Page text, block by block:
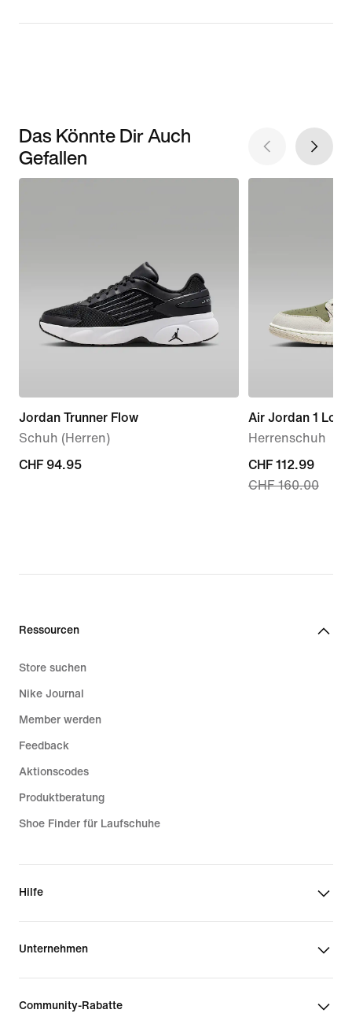
Das Könnte Dir Auch
Gefallen
Jordan Trunner Flow
Schuh (Herren)
CHF 94.95
CHF 94.95
Air Jordan 1 Low
Herrenschuh
current
price
CHF 160.00
CHF 112.99
CHF 160.00
Ressourcen
Store suchen
Nike Journal
Member werden
Feedback
Aktionscodes
Produktberatung
Shoe Finder für Laufschuhe
Hilfe
Unternehmen
Community-Rabatte